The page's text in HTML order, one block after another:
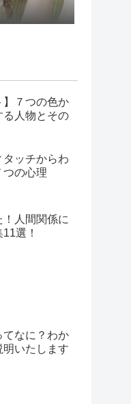
】７つの色か
る人物とその
ッチからわ
つの心理
！人間関係に
選！
てなに？わか
明いたします